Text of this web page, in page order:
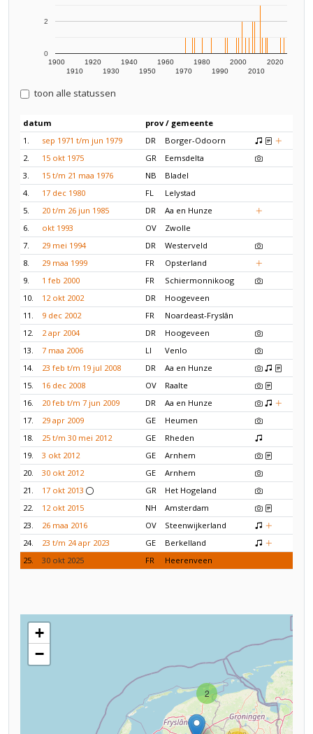
1900
1910
1920
1930
1940
1950
1960
1970
1980
1990
2000
2010
2020
0
2
toon alle statussen
datum
prov / gemeente
1.
sep 1971 t/m jun 1979 DR
Borger-Odoorn
2.
15 okt 1975 GR
Eemsdelta
3.
15 t/m 21 maa 1976 NB
Bladel
4.
17 dec 1980 FL
Lelystad
5.
20 t/m 26 jun 1985 DR
Aa en Hunze
6.
okt 1993 OV
Zwolle
7.
29 mei 1994 DR
Westerveld
8.
29 maa 1999 FR
Opsterland
9.
1 feb 2000 FR
Schiermonnikoog
10.
12 okt 2002 DR
Hoogeveen
11.
9 dec 2002 FR
Noardeast-Fryslân
12.
2 apr 2004 DR
Hoogeveen
13.
7 maa 2006 LI
Venlo
14.
23 feb t/m 19 jul 2008 DR
Aa en Hunze
15.
16 dec 2008 OV
Raalte
16.
20 feb t/m 7 jun 2009 DR
Aa en Hunze
17.
29 apr 2009 GE
Heumen
18.
25 t/m 30 mei 2012 GE
Rheden
19.
3 okt 2012 GE
Arnhem
20.
30 okt 2012 GE
Arnhem
21.
17 okt 2013 GR
Het Hogeland
22.
12 okt 2015 NH
Amsterdam
23.
26 maa 2016 OV
Steenwijkerland
24.
23 t/m 24 apr 2023 GE
Berkelland
25.
30 okt 2025 FR Heerenveen
2
+
−